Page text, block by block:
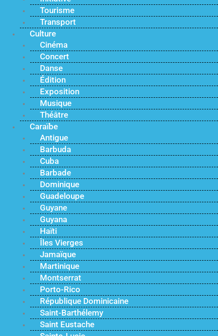
Tourisme
Transport
Culture
Cinéma
Concert
Danse
Édition
Exposition
Musique
Théâtre
Caraïbe
Antigue
Barbuda
Cuba
Barbade
Dominique
Guadeloupe
Guyane
Guyana
Haïti
Îles Vierges
Jamaïque
Martinique
Montserrat
Porto-Rico
République Dominicaine
Saint-Barthélemy
Saint Eustache